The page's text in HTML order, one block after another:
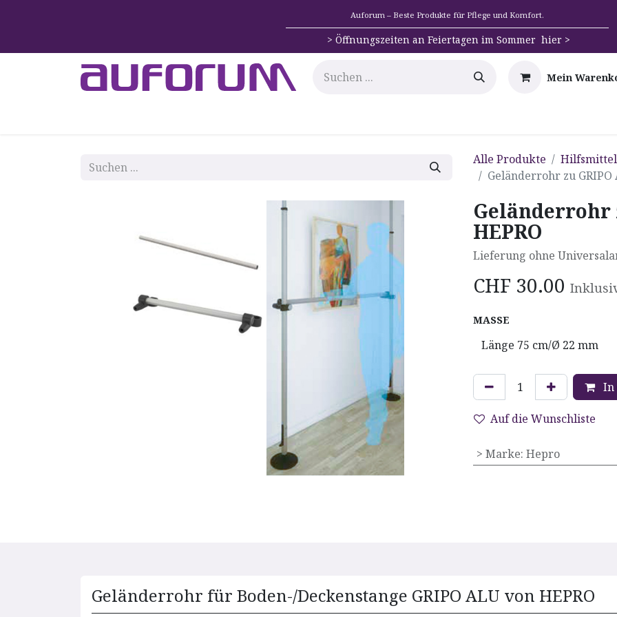
Auforum – Beste Produkte für Pflege und Komfort.
> Öffnungszeiten an Feiertagen im Sommer hier >
Mein
Alle Produkte
Geländerrohr zu GRIPO
Geländerrohr
HEPRO
Lieferung ohne
CHF 30.00
MASSE
In
Auf die Wunschliste
> Marke: Hepro
Geländerrohr für Boden-/Deckenstange GRIPO ALU von HEPRO